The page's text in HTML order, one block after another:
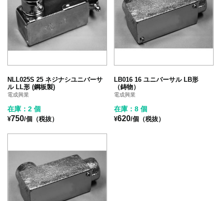
NLL025S 25 ネジナシユニバーサ
ル LL形 (鋼板製)
電成興業
在庫：2 個
¥750/個（税抜）
LB016 16 ユニバーサル LB形
（鋳物）
電成興業
在庫：8 個
¥620/個（税抜）